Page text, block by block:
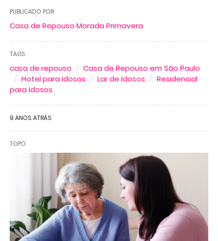
PUBLICADO POR
Casa de Repouso Morada Primavera
TAGS:
casa de repouso
Casa de Repouso em São Paulo
Hotel para Idosos
Lar de Idosos
Residencial
para Idosos
9 ANOS ATRÁS
TOPO